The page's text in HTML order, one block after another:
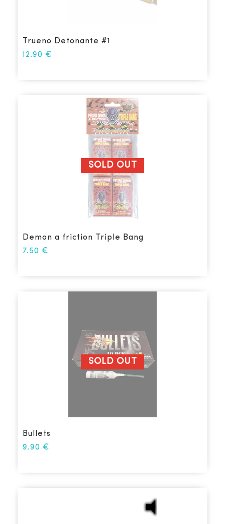
Trueno Detonante #1
12.90 €
SOLD OUT
Demon a friction Triple Bang
7.50 €
SOLD OUT
Bullets
9.90 €